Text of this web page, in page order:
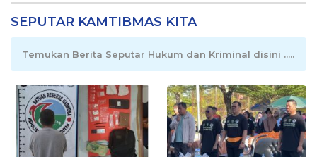
SEPUTAR KAMTIBMAS KITA
Temukan Berita Seputar Hukum dan Kriminal disini .....